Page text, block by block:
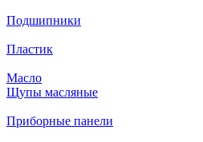
Подшипники
Пластик
Масло
Щупы масляные
Приборные панели